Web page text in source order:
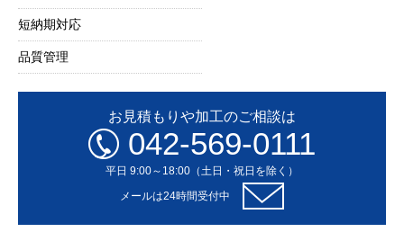
短納期対応
品質管理
お見積もりや加工のご相談は
042-569-0111
平日 9:00～18:00（土日・祝日を除く）
メールは24時間受付中